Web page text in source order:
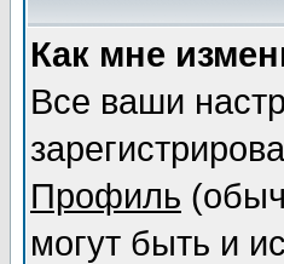
Как мне
Все ваши
Профиль
могут быть и